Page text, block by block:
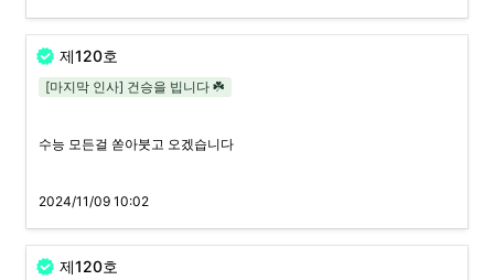
제120호
[마지막 인사] 건승을 빕니다 ☘️
수능 모든걸 쏟아붓고 오겠습니다
2024/11/09 10:02
제120호